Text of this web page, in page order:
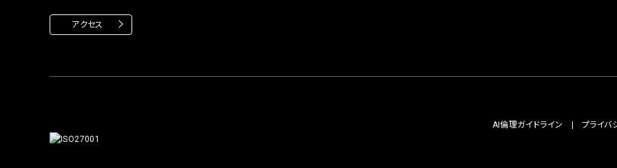
アクセス
AI倫理ガイドライン プライバ